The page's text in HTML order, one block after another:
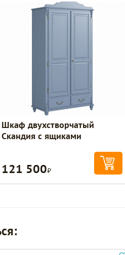
Шкаф двухстворчатый
Скандия с ящиками
121 500Р